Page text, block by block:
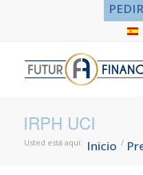
IRPH UCI
Usted está aquí: Inicio /